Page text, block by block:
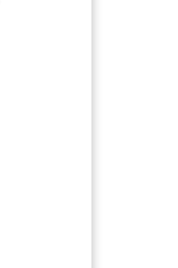
vos
– idéal
jardins
jardins